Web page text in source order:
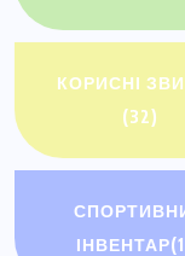
КОРИСНІ
(32)
ІНВЕНТАР